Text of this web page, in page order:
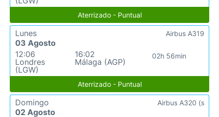
Aterrizado - Puntual
Lunes
03 Agosto
12:06
Londres
(LGW)
16:02
Málaga (AGP)
02h 56min
Airbus A319
Aterrizado - Puntual
Domingo
02 Agosto
Airbus A320 (s